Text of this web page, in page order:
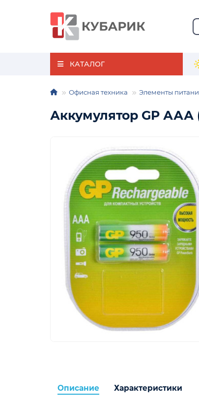
КАТАЛОГ
Офисная техника Элементы
Аккумулятор GP ААА
Описание Характеристики